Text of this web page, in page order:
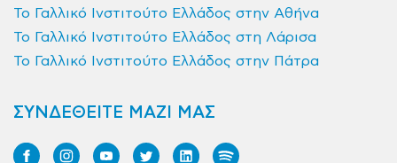
Το Γαλλικό Ινστιτούτο Ελλάδος στην Αθήνα
Το Γαλλικό Ινστιτούτο Ελλάδος στη Λάρισα
Το Γαλλικό Ινστιτούτο Ελλάδος στην Πάτρα
ΣΥΝΔΕΘΕΙΤΕ ΜΑΖΙ ΜΑΣ